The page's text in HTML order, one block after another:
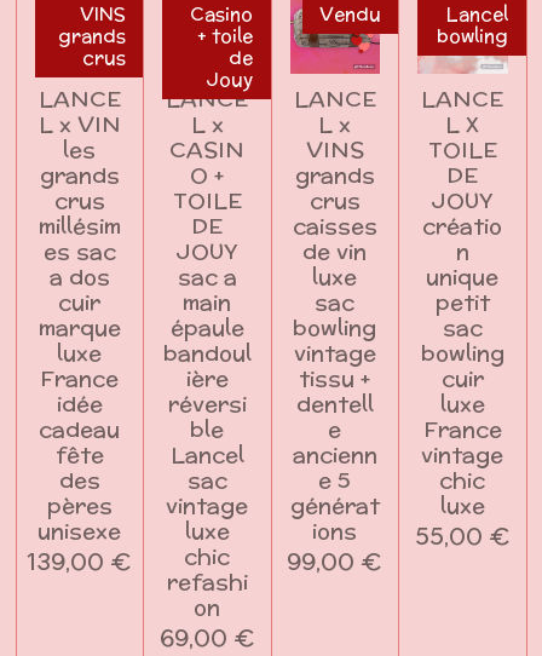
VINS
grands
crus
LANCE
L x VIN
les
grands
crus
millésim
es sac
a dos
cuir
marque
luxe
France
idée
cadeau
fête
des
pères
unisexe
139,00 €
Casino
+ toile
de
Jouy
LANCE
L x
CASIN
O +
TOILE
DE
JOUY
sac a
main
épaule
bandoul
ière
réversi
ble
Lancel
sac
vintage
luxe
chic
refashi
on
69,00 €
Vendu
LANCE
L x
VINS
grands
crus
caisses
de vin
luxe
sac
bowling
vintage
tissu +
dentell
e
ancienn
e 5
générat
ions
99,00 €
Lancel
bowling
LANCE
L X
TOILE
DE
JOUY
créatio
n
unique
petit
sac
bowling
cuir
luxe
France
vintage
chic
luxe
55,00 €